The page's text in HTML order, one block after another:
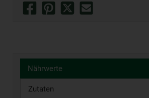
Nährwerte
Zutaten